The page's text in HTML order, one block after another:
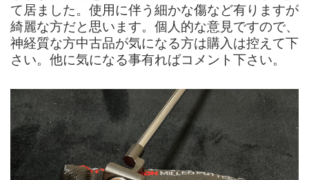
て居ました。使用に伴う細かな傷など有りますが
綺麗な方だと思います。個人的な意見ですので、
神経質な方中古品が気になる方は購入は控えて下
さい。他に気になる事有ればコメント下さい。